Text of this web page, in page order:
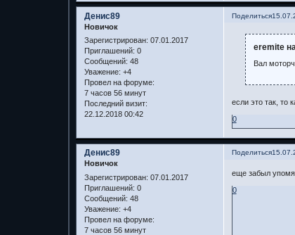
Поделиться
Денис89
Новичок
Зарегистрирован: 07.01.2017
Приглашений: 0
Сообщений: 48
Уважение: +4
Провел на форуме:
7 часов 56 минут
Последний визит:
22.12.2018 00:42
eremite
Вал
если это так, то
0
Поделиться
Денис89
Новичок
Зарегистрирован: 07.01.2017
Приглашений: 0
Сообщений: 48
Уважение: +4
Провел на форуме:
7 часов 56 минут
еще забыл
0